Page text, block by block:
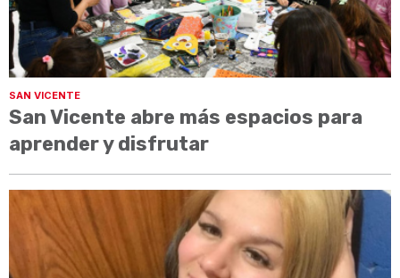
SAN VICENTE
San Vicente abre más espacios para
aprender y disfrutar